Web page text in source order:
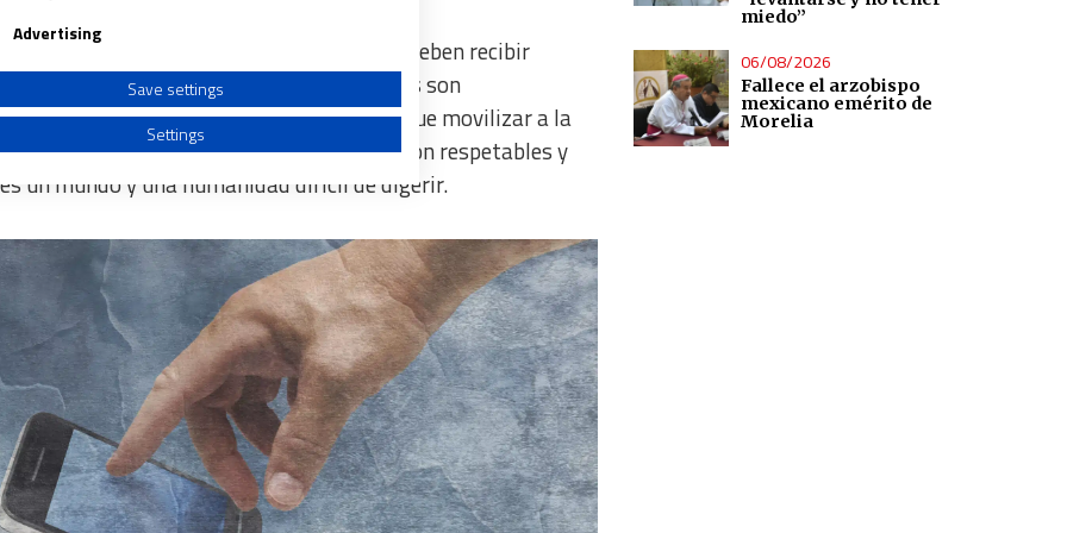
nacer y quien debe morir
; que personas deben recibir
merecen una educación u otra; que países son
puede morir ahogados y por quién hay que movilizar a la
hay que conservar; que personas son respetables y
un mundo y una humanidad difícil de digerir.
miedo”
06/08/2026
Fallece el arzobispo
mexicano emérito de
Morelia
from different sources
Advertising
Save settings
Settings